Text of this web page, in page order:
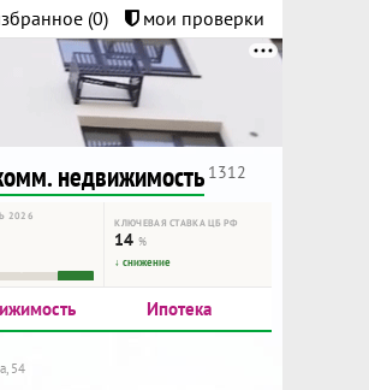
(0) мои проверки
недвижимость 1312
2026
КЛЮЧЕВАЯ СТАВКА ЦБ РФ
14%
↓ снижение
Ипотека
54